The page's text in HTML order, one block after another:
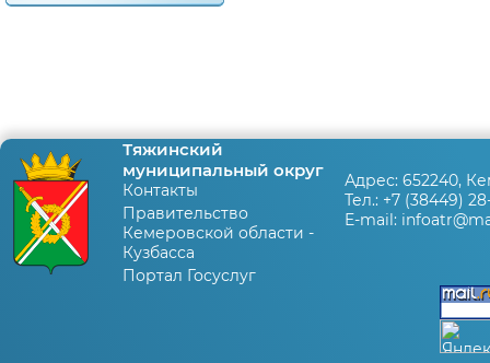
Тяжинский
муниципальный округ
Контакты
Правительство
Кемеровской области -
Кузбасса
Портал Госуслуг
Адрес: 652240,
Тел.: +7 (38449)
E-mail: